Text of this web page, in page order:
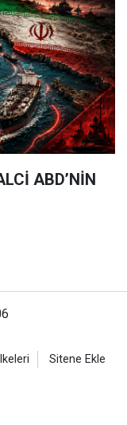
ABD’NİN
Sitene Ekle